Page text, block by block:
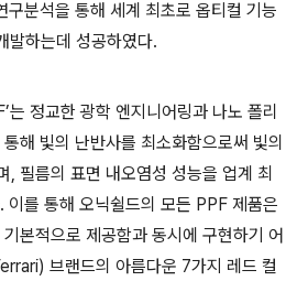
구분석을 통해 세계 최초로 옵티컬 기능
발하는데 성공하였다.
는 정교한 광학 엔지니어링과 나노 폴리
해 빛의 난반사를 최소화함으로써 빛의
, 필름의 표면 내오염성 성능을 업계 최
. 이를 통해 오닉쉴드의 모든 PPF 제품은
본적으로 제공함과 동시에 구현하기 어
브랜드의 아름다운 7가지 레드 컬